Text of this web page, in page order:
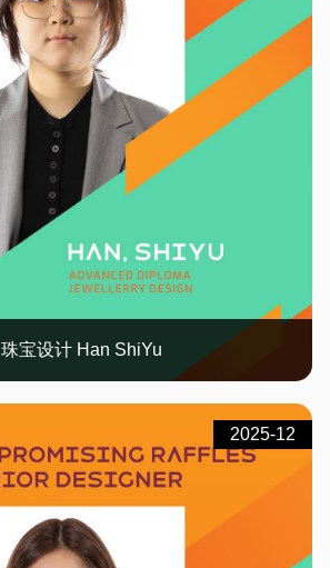
珠宝设计 Han ShiYu
2025-12